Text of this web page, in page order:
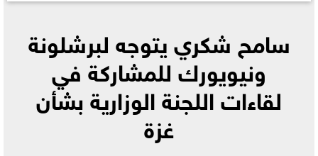
سامح شكري يتوجه لبرشلونة
ونيويورك للمشاركة في
لقاءات اللجنة الوزارية بشأن
غزة